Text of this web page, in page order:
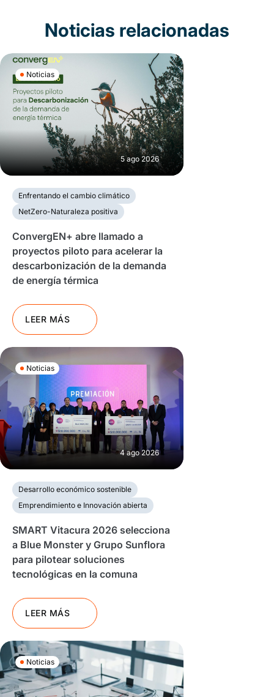
Noticias relacionadas
Noticias
5 ago 2026
Enfrentando el cambio climático
NetZero-Naturaleza positiva
ConvergEN+ abre llamado a
proyectos piloto para acelerar la
descarbonización de la demanda
de energía térmica
LEER MÁS
Noticias
4 ago 2026
Desarrollo económico sostenible
Emprendimiento e Innovación abierta
SMART Vitacura 2026 selecciona
a Blue Monster y Grupo Sunflora
para pilotear soluciones
tecnológicas en la comuna
LEER MÁS
Noticias